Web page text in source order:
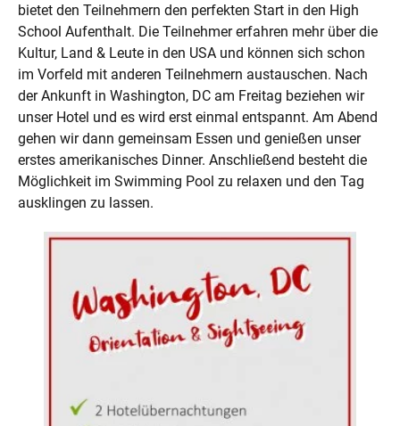
bietet den Teilnehmern den perfekten Start in den High
School Aufenthalt. Die Teilnehmer erfahren mehr über die
Kultur, Land & Leute in den USA und können sich schon
im Vorfeld mit anderen Teilnehmern austauschen. Nach
der Ankunft in Washington, DC am Freitag beziehen wir
unser Hotel und es wird erst einmal entspannt. Am Abend
gehen wir dann gemeinsam Essen und genießen unser
erstes amerikanisches Dinner. Anschließend besteht die
Möglichkeit im Swimming Pool zu relaxen und den Tag
ausklingen zu lassen.